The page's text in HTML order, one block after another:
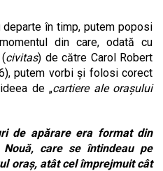
în timp, putem poposi
din care, odată cu
civitas) de către Carol Robert
putem vorbi și folosi corect
de „cartiere ale orașului
de apărare era format din
care se întindeau pe
oraș, atât cel împrejmuit cât